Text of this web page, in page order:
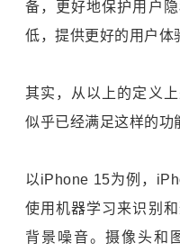
备，更好地保护用户
低，提供更好的用户体
其实，从以上的定义
似乎已经满足这样的功
以iPhone 15为例，
使用机器学习来识别
背景噪音。摄像头和